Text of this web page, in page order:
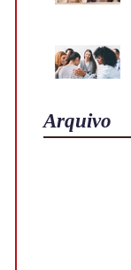
Arquivo